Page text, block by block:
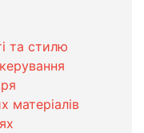
та стилю
матеріалів